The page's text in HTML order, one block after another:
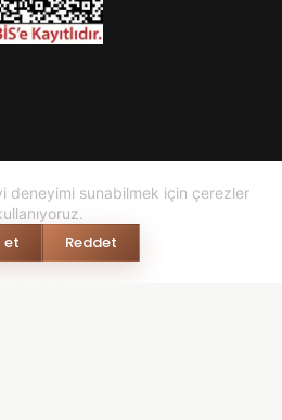
deneyimi sunabilmek için çerezler
et Reddet